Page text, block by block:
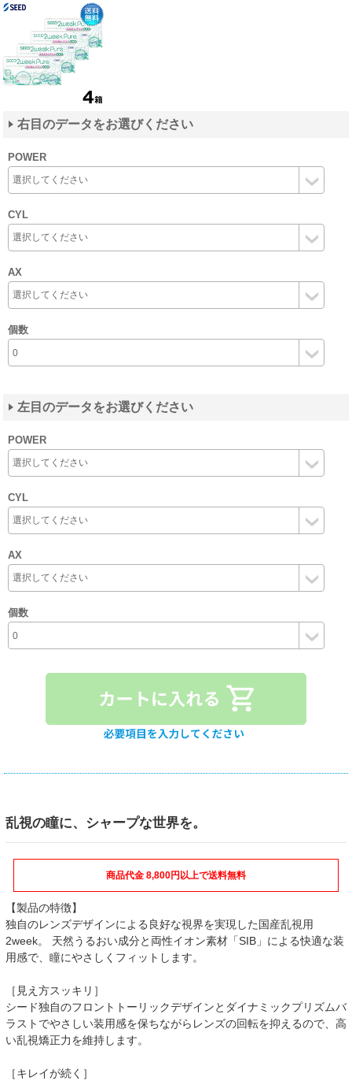
右目のデータをお選びください
POWER
CYL
AX
個数
左目のデータをお選びください
POWER
CYL
AX
個数
乱視の瞳に、シャープな世界を。
商品代金 8,800円以上で送料無料
【製品の特徴】
独自のレンズデザインによる良好な視界を実現した国産乱視用
2week。 天然うるおい成分と両性イオン素材「SIB」による快適な装
用感で、瞳にやさしくフィットします。
［見え方スッキリ］
シード独自のフロントトーリックデザインとダイナミックプリズムバ
ラストでやさしい装用感を保ちながらレンズの回転を抑えるので、高
い乱視矯正力を維持します。
［キレイが続く］